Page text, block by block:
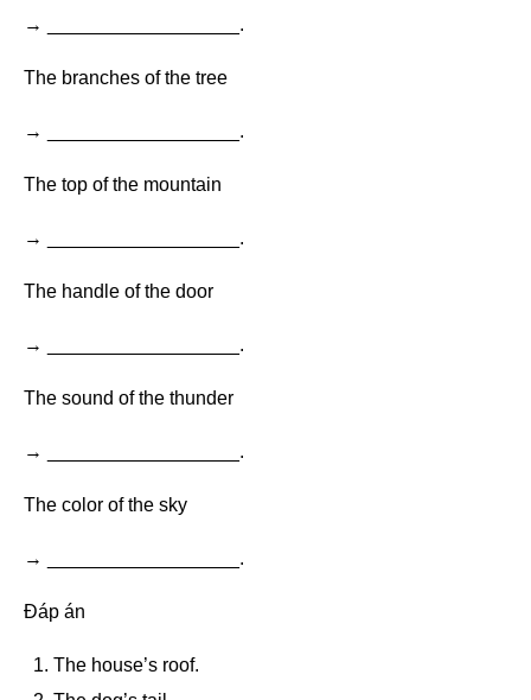
→ __________________.
The branches of the tree
→ __________________.
The top of the mountain
→ __________________.
The handle of the door
→ __________________.
The sound of the thunder
→ __________________.
The color of the sky
→ __________________.
Đáp án
The house’s roof.